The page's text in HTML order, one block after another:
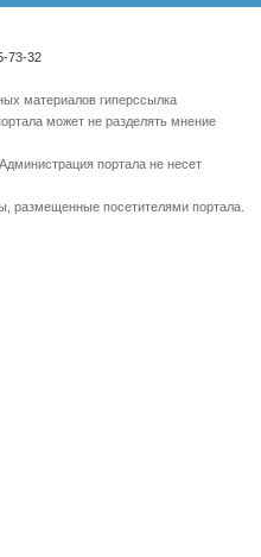
73-32
материалов гиперссылка
может не разделять мнение
портала не несет
размещенные посетителями портала.